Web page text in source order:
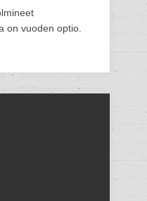
on vuoden optio.